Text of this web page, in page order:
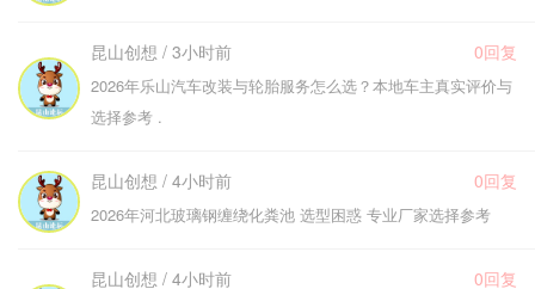
昆山创想 / 3小时前 0回复
2026年乐山汽车改装与轮胎服务怎么选？本地车主真实评价与
选择参考 .
昆山创想 / 4小时前 0回复
2026年河北玻璃钢缠绕化粪池 选型困惑 专业厂家选择参考
昆山创想 / 4小时前 0回复